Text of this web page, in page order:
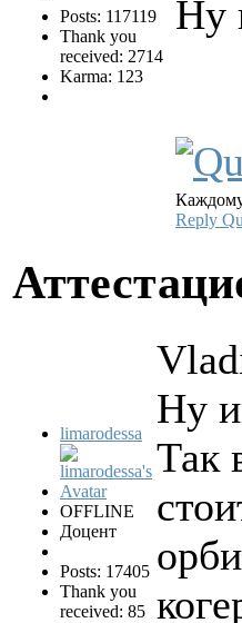
Posts: 117119
Thank you
received: 2714
Karma: 123
Ну
Reply
limarodessa
OFFLINE
Доцент
Posts: 17405
Thank you
received: 85
Ну
Так